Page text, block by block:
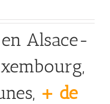
Alsace-
+ de